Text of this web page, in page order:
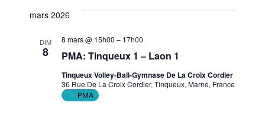
mars 2026
DIM
8 PMA: Tinqueux 1 – Laon 1
8 mars @ 15h00 – 17h00
Tinqueux Volley-Ball-Gymnase De La Croix Cordier
36 Rue De La Croix Cordier, Tinqueux, Marne, France
PMA